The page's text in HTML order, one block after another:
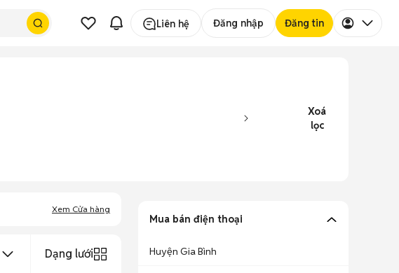
Liên hệ Đăng nhập Đăng tin
Xoá
lọc
Xem Cửa hàng
Dạng lưới
Mua bán điện thoại
Huyện Gia Bình